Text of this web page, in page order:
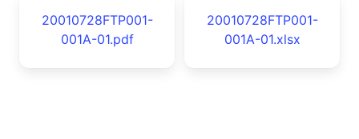
20010728FTP001-
001A-01.pdf
20010728FTP001-
001A-01.xlsx